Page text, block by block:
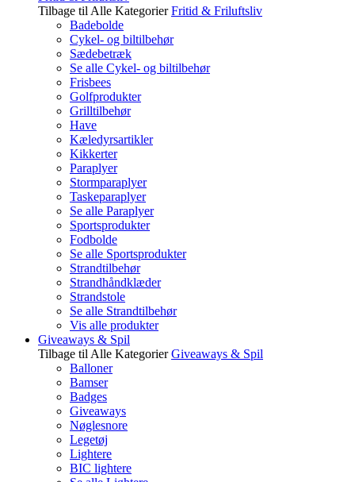
Tilbage til Alle Kategorier Fritid & Friluftsliv
Badebolde
Cykel- og biltilbehør
Sædebetræk
Se alle Cykel- og biltilbehør
Frisbees
Golfprodukter
Grilltilbehør
Have
Kæledyrsartikler
Kikkerter
Paraplyer
Stormparaplyer
Taskeparaplyer
Se alle Paraplyer
Sportsprodukter
Fodbolde
Se alle Sportsprodukter
Strandtilbehør
Strandhåndklæder
Strandstole
Se alle Strandtilbehør
Vis alle produkter
Giveaways & Spil
Tilbage til Alle Kategorier Giveaways & Spil
Balloner
Bamser
Badges
Giveaways
Nøglesnore
Legetøj
Lightere
BIC lightere